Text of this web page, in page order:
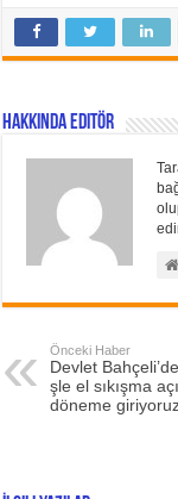
Hakkında Editör
Önceki Haber
Devlet
şle el sıkışma
döneme